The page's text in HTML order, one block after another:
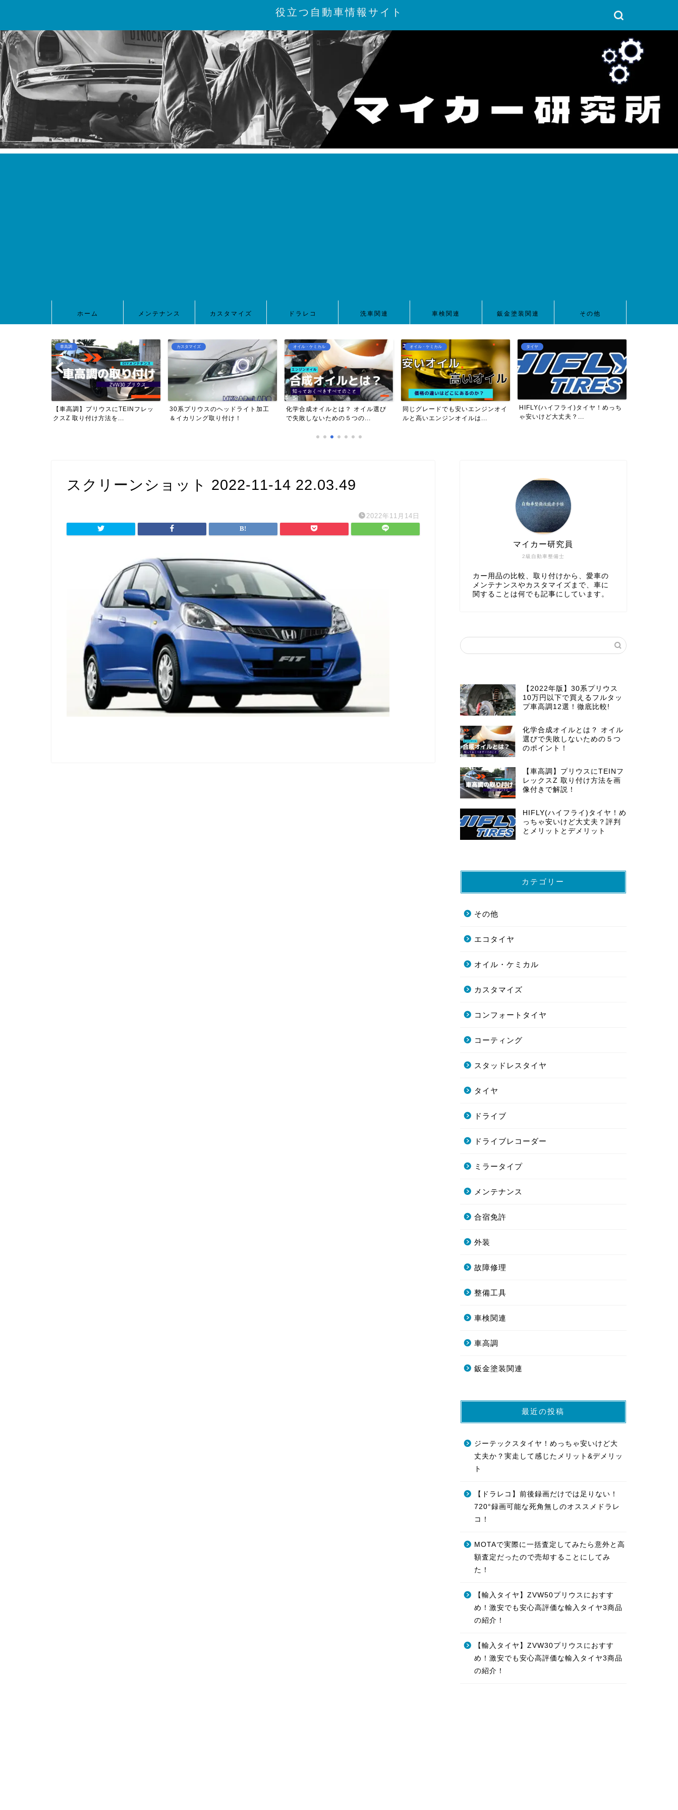
役立つ自動車情報サイト
ホーム メンテナンス カスタマイズ ドラレコ 洗車関連 車検関連 鈑金塗装関連 その他
車高調
【車高調】プリウスにTEINフレッ
クスZ 取り付け方法を...
カスタマイズ
30系プリウスのヘッドライト加工
＆イカリング取り付け！
オイル・ケミカル
化学合成オイルとは？ オイル選び
で失敗しないための５つの...
オイル・ケミカル
同じグレードでも安いエンジンオイ
ルと高いエンジンオイルは...
タイヤ
HIFLY(ハイフライ)タイヤ！めっち
ゃ安いけど大丈夫？...
スクリーンショット 2022-11-14 22.03.49
2022年11月14日
2級自動車整備士
マイカー研究員
カー用品の比較、取り付けから、愛車の
メンテナンスやカスタマイズまで、車に
関することは何でも記事にしています。
【2022年版】30系プリウス
10万円以下で買えるフルタッ
プ車高調12選！徹底比較!
化学合成オイルとは？ オイル
選びで失敗しないための５つ
のポイント！
【車高調】プリウスにTEINフ
レックスZ 取り付け方法を画
像付きで解説！
HIFLY(ハイフライ)タイヤ！め
っちゃ安いけど大丈夫？評判
とメリットとデメリット
カテゴリー
その他
エコタイヤ
オイル・ケミカル
カスタマイズ
コンフォートタイヤ
コーティング
スタッドレスタイヤ
タイヤ
ドライブ
ドライブレコーダー
ミラータイプ
メンテナンス
合宿免許
外装
故障修理
整備工具
車検関連
車高調
鈑金塗装関連
最近の投稿
ジーテックスタイヤ！めっちゃ安いけど大
丈夫か？実走して感じたメリット&デメリッ
ト
【ドラレコ】前後録画だけでは足りない！
720°録画可能な死角無しのオススメドラレ
コ！
MOTAで実際に一括査定してみたら意外と高
額査定だったので売却することにしてみ
た！
【輸入タイヤ】ZVW50プリウスにおすす
め！激安でも安心高評価な輸入タイヤ3商品
の紹介！
【輸入タイヤ】ZVW30プリウスにおすす
め！激安でも安心高評価な輸入タイヤ3商品
の紹介！